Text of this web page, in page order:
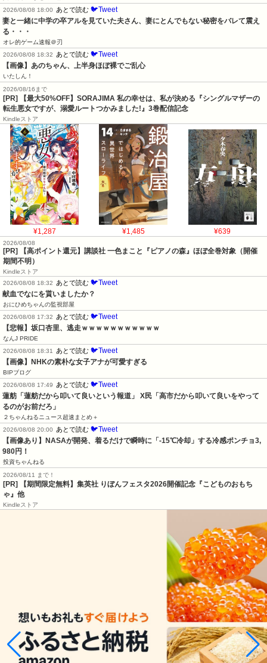
2026/08/08 18:00
あとで読む 🐦Tweet
妻と一緒に中学の卒アルを見ていた夫さん、妻にとんでもない秘密をバレて震え
る・・・
オレ的ゲーム速報＠刃
2026/08/08 18:32
あとで読む 🐦Tweet
【画像】あのちゃん、上半身ほぼ裸でご乱心
いたしん！
2026/08/16まで
[PR] 【最大50%OFF】SORAJIMA 私の幸せは、私が決める『シングルマザーの
転生悪女ですが、溺愛ルートつかみました!』3巻配信記念
Kindleストア
¥1,287 ¥1,485 ¥639
2026/08/08
[PR]
【高ポイント還元】講談社 一色まこと『ピアノの森』ほぼ全巻対象（開催
期間不明）
Kindleストア
2026/08/08 18:32
あとで読む 🐦Tweet
献血でなにを貰いましたか？
おにひめちゃんの監視部屋
2026/08/08 17:32
あとで読む 🐦Tweet
【悲報】坂口杏里、逃走ｗｗｗｗｗｗｗｗｗｗｗ
なんJ PRIDE
2026/08/08 18:31
あとで読む 🐦Tweet
【画像】NHKの素朴な女子アナが可愛すぎる
BIPブログ
2026/08/08 17:49
あとで読む 🐦Tweet
蓮舫「蓮舫だから叩いて良いという報道」 X民「高市だから叩いて良いをやって
るのがお前だろ」
２ちゃんねるニュース超速まとめ＋
2026/08/08 20:00
あとで読む 🐦Tweet
【画像あり】NASAが開発、着るだけで瞬時に「-15℃冷却」する冷感ポンチョ3,
980円！
投資ちゃんねる
2026/08/11 まで！
[PR] 【期間限定無料】集英社 りぼんフェスタ2026開催記念『こどものおもち
ゃ』他
Kindleストア